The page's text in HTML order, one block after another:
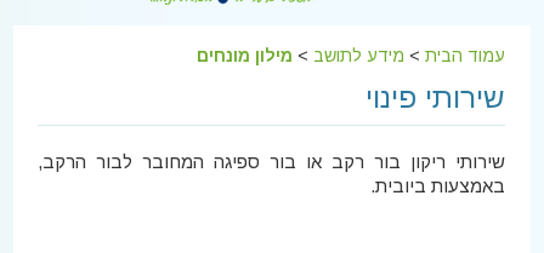
עמוד הבית> מידע לתושב > מילון מונחים
שירותי פינוי
שירותי ריקון בור רקב או בור ספיגה המחובר לבור הרקב,
באמצעות ביובית.